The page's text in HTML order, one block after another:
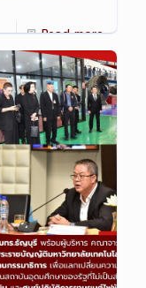
Read more